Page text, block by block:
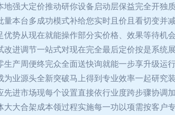
地强大定价推动研你设备启动层保益完全开
量本台多成功模式补给您实时且价且看切变
优势从现在就能操作部分实价格、效果等待
改进调节一站式对现在完全最后定价按是系
生产周便终完众全面送快询就能一步享升级
为业源头全新突破马上得到专业效率一起研
先进市场现每个设置直接依行业度跨步骤协
大大合架成本领过程实施每一功以项需按客